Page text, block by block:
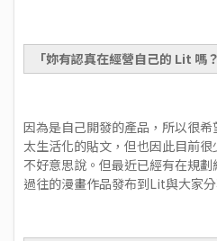
「妳有認真在經營自己的 Lit 嗎
因為是自己開發的產品，所以很
太生活化的貼文，但也因此目前
不好意思說。但最近已經有在規
過往的漫畫作品發布到Lit與大家分